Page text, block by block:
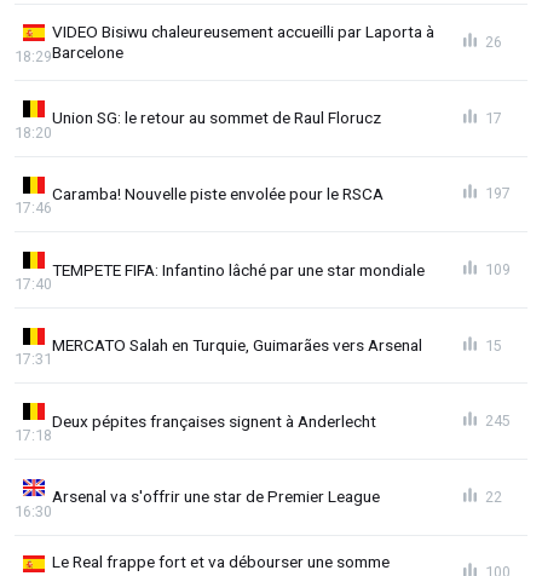
VIDEO Bisiwu chaleureusement accueilli par Laporta à
Barcelone
18:29
26
Union SG: le retour au sommet de Raul Florucz
18:20
17
Caramba! Nouvelle piste envolée pour le RSCA
17:46
197
TEMPETE FIFA: Infantino lâché par une star mondiale
17:40
109
MERCATO Salah en Turquie, Guimarães vers Arsenal
17:31
15
Deux pépites françaises signent à Anderlecht
17:18
245
Arsenal va s'offrir une star de Premier League
16:30
22
Le Real frappe fort et va débourser une somme
100